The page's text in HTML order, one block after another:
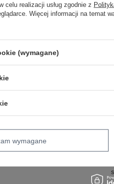
celu realizacji usług zgodnie z
Więcej informacji na temat
(wymagane)
wymagane